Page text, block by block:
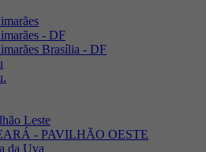
- DF
Brasília - DF
Leste
- PAVILHÃO OESTE
da Uva